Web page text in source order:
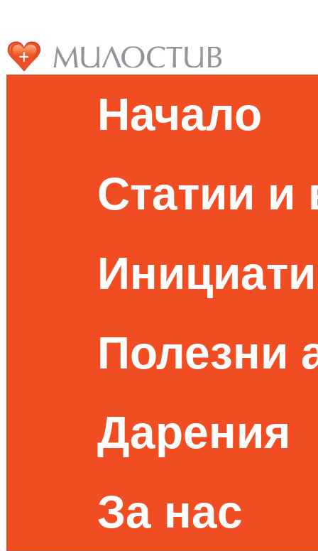
Начало
Статии и
Полезни
Дарения
За нас